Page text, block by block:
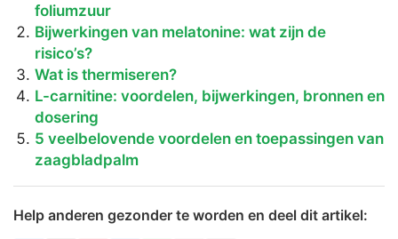
foliumzuur
Bijwerkingen van melatonine: wat zijn de
risico’s?
Wat is thermiseren?
L-carnitine: voordelen, bijwerkingen, bronnen en
dosering
5 veelbelovende voordelen en toepassingen van
zaagbladpalm
Help anderen gezonder te worden en deel dit artikel: